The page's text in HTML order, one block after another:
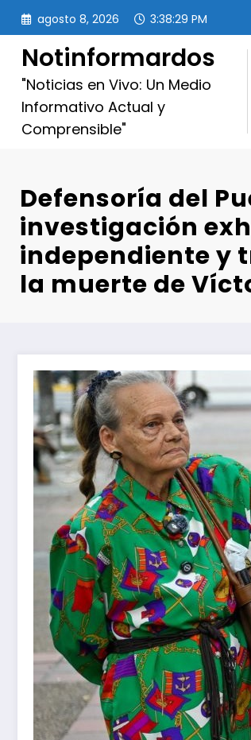
Saltar
contenido
agosto 8, 2026 3:38:31 PM
Notinformardos
"Noticias en Vivo: Un Medio
Informativo Actual y
Comprensible"
Defensoría del
investigación
independiente y
la muerte de